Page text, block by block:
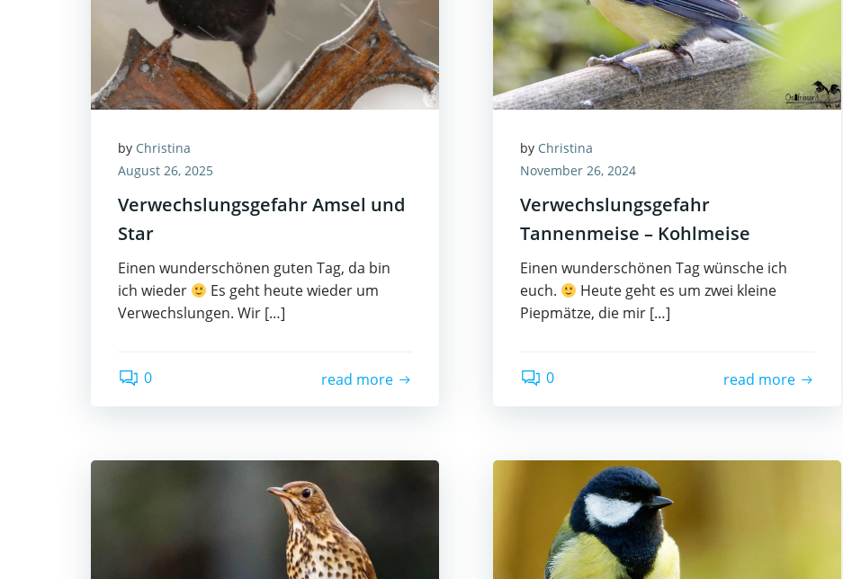
by Christina
August 26, 2025
Verwechslungsgefahr Amsel und
Star
Einen wunderschönen guten Tag, da bin
ich wieder
Es geht heute wieder um
Verwechslungen. Wir […]
0 read more
by Christina
November 26, 2024
Verwechslungsgefahr
Tannenmeise – Kohlmeise
Einen wunderschönen Tag wünsche ich
euch.
Heute geht es um zwei kleine
Piepmätze, die mir […]
0 read more